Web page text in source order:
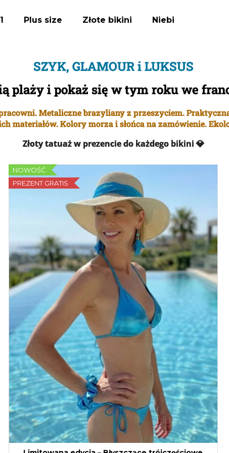
Plus size Złote bikini Niebieskie bikini
SZYK, GLAMOUR i LUKSUS
plaży i pokaż się w tym roku we
Metaliczne brazyliany z przeszyciem.
materiałów. Kolory morza i słońca na zamówienie.
Złoty tatuaż w prezencie do każdego bikini💎
NOWOŚĆ
PREZENT GRATIS
SZUKAJ
Polecamy